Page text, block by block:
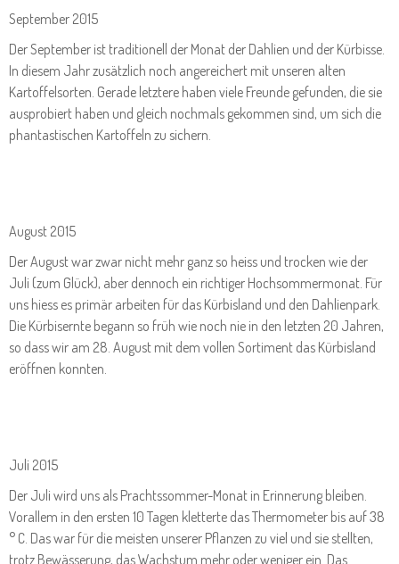
September 2015
Der September ist traditionell der Monat der Dahlien und der Kürbisse.
In diesem Jahr zusätzlich noch angereichert mit unseren alten
Kartoffelsorten. Gerade letztere haben viele Freunde gefunden, die sie
ausprobiert haben und gleich nochmals gekommen sind, um sich die
phantastischen Kartoffeln zu sichern.
August 2015
Der August war zwar nicht mehr ganz so heiss und trocken wie der
Juli (zum Glück), aber dennoch ein richtiger Hochsommermonat. Für
uns hiess es primär arbeiten für das Kürbisland und den Dahlienpark.
Die Kürbisernte begann so früh wie noch nie in den letzten 20 Jahren,
so dass wir am 28. August mit dem vollen Sortiment das Kürbisland
eröffnen konnten.
Juli 2015
Der Juli wird uns als Prachtssommer-Monat in Erinnerung bleiben.
Vorallem in den ersten 10 Tagen kletterte das Thermometer bis auf 38
° C. Das war für die meisten unserer Pflanzen zu viel und sie stellten,
trotz Bewässerung, das Wachstum mehr oder weniger ein. Das